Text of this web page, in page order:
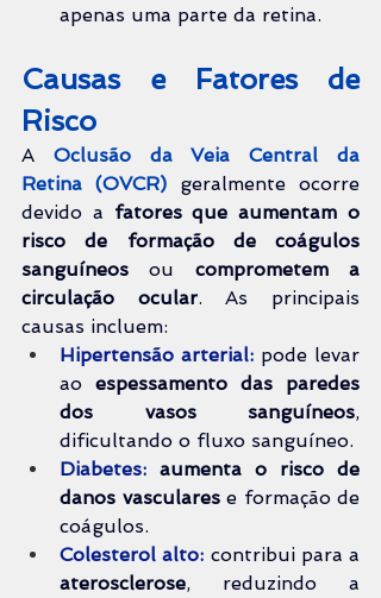
apenas uma parte da retina.
Causas e Fatores de
Risco
A Oclusão da Veia Central da
Retina (OVCR)
geralmente ocorre
devido a fatores que aumentam o
risco de formação de coágulos
sanguíneos ou comprometem a
circulação ocular. As principais
causas incluem:
Hipertensão arterial: pode levar
ao espessamento das paredes
dos vasos sanguíneos,
dificultando o fluxo sanguíneo.
Diabetes: aumenta o risco de
danos vasculares e formação de
coágulos.
Colesterol alto:
aterosclerose, reduzindo a